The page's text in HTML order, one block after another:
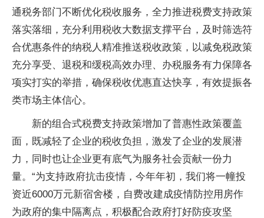
通税务部门不断优化税收服务，全力推进税费支持政策
落实落细，充分利用税收大数据支撑平台，及时筛选符
合优惠条件的纳税人精准推送税收政策，以减免税政策
充分享受、退税和缓税高效办理、办税服务有力保障各
项实打实的举措，确保税收优惠直达快享，有效提振各
类市场主体信心。
新的组合式税费支持政策增加了普惠性政策覆盖
面，既减轻了企业的税收负担，激发了企业的发展潜
力，同时也让企业更有底气为服务社会贡献一份力
量。“为支持政府抗击疫情，今年年初，我们将一幢投
资近6000万元新宿舍楼，自费改建成疫情防控用房作
为政府的集中隔离点，积极配合政府打好防疫攻坚